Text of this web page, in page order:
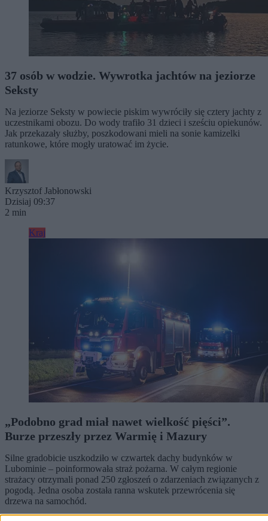
37 osób w wodzie. Wywrotka jachtów na jeziorze
Seksty
Na jeziorze Seksty w powiecie piskim wywróciły się cztery jachty z
uczestnikami obozu. Do wody trafiło 31 dzieci i sześciu opiekunów.
Jak przekazały służby, poszkodowani mieli na sonie kamizelki
ratunkowe, które mogły uratować im życie.
Krzysztof Jabłonowski
Dzisiaj 09:37
2 min
Kraj
„Podobno grad miał nawet wielkość pięści”.
Burze przeszły przez Warmię i Mazury
Silne gradobicie uszkodziło w czwartek dachy budynków w
Lubominie – poinformowała straż pożarna. W całym regionie
strażacy otrzymali ponad 250 zgłoszeń o zdarzeniach związanych z
pogodą. Jedna osoba została ranna wskutek przewrócenia się
drzewa na samochód.